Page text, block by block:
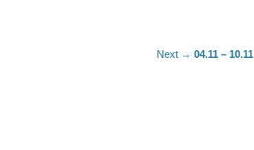
Next → Next
04.11 – 10.11